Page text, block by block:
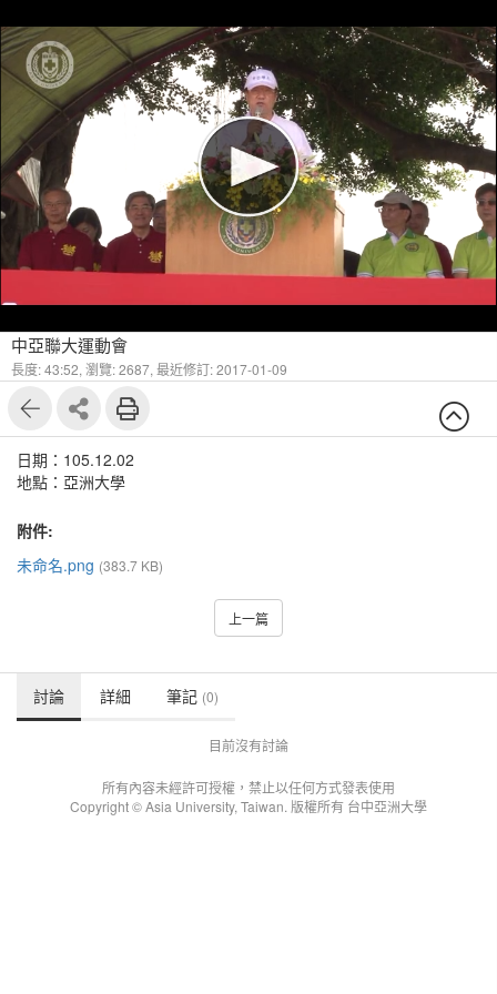
中亞聯大運動會
長度: 43:52, 瀏覽: 2687, 最近修訂: 2017-01-09
日期：105.12.02
地點：亞洲大學
附件:
未命名.png (383.7 KB)
上一篇
討論 詳細 筆記 (0)
目前沒有討論
所有內容未經許可授權，禁止以任何方式發表使用
Copyright © Asia University, Taiwan. 版權所有 台中亞洲大學